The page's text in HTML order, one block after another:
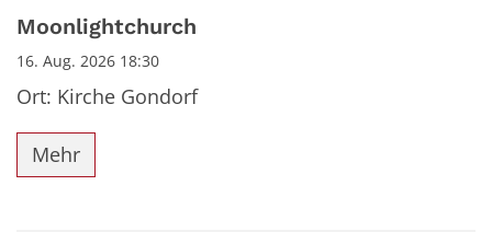
Datum: 16. August 2026
Moonlightchurch
16. Aug. 2026 18:30
Ort: Kirche Gondorf
Mehr